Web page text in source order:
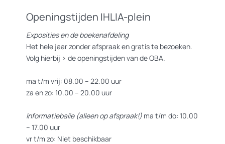
Openingstijden IHLIA-plein
Exposities en de boekenafdeling
Het hele jaar zonder afspraak en gratis te bezoeken.
Volg hierbij > de openingstijden van de OBA.
ma t/m vrij: 08.00 – 22.00 uur
za en zo: 10.00 – 20.00 uur
Informatiebalie (alleen op afspraak!) ma t/m do: 10.00
– 17.00 uur
vr t/m zo: Niet beschikbaar